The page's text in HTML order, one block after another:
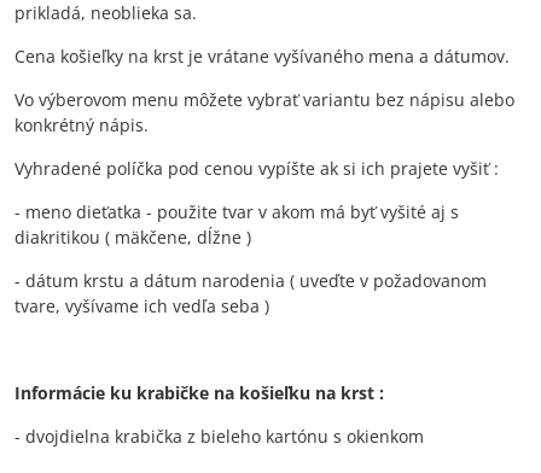
prikladá, neoblieka sa.
Cena košieľky na krst je vrátane vyšívaného mena a dátumov.
Vo výberovom menu môžete vybrať variantu bez nápisu alebo
konkrétný nápis.
Vyhradené políčka pod cenou vypíšte ak si ich prajete vyšiť :
- meno dieťatka - použite tvar v akom má byť vyšité aj s
diakritikou ( mäkčene, dĺžne )
- dátum krstu a dátum narodenia ( uveďte v požadovanom
tvare, vyšívame ich vedľa seba )
Informácie ku krabičke na košieľku na krst :
- dvojdielna krabička z bieleho kartónu s okienkom